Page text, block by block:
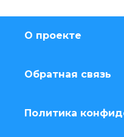
О проекте
Обратная связь
Политика